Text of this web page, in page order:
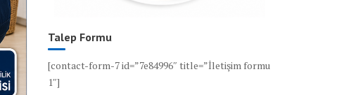
Talep Formu
[contact-form-7 id=”7e84996″ title=”İletişim formu
1″]